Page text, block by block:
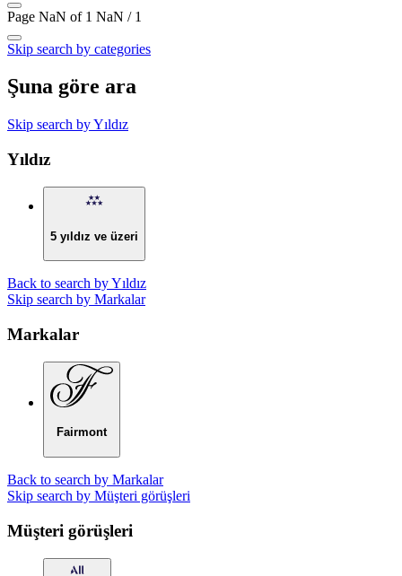
Page NaN of 1 NaN / 1
Skip search by categories
Şuna göre ara
Skip search by Yıldız
Yıldız
5 yıldız ve üzeri
Back to search by Yıldız
Skip search by Markalar
Markalar
Fairmont
Back to search by Markalar
Skip search by Müşteri görüşleri
Müşteri görüşleri